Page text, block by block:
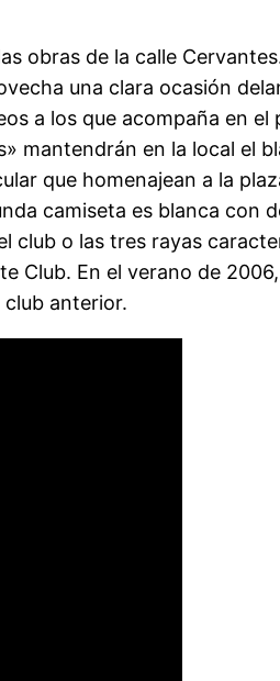
obras de la calle
una clara ocasión
a los que acompaña en el
mantendrán en la local el
que homenajean a la
camiseta es blanca con
club o las tres rayas
Club. En el verano de
club anterior.